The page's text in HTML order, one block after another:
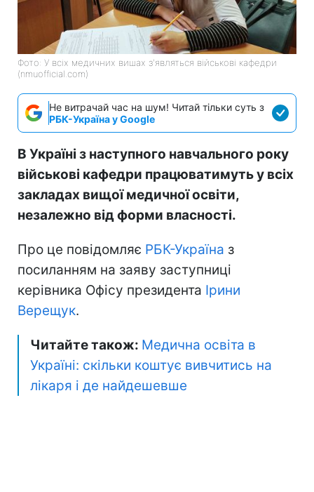
Фото: У всіх медичних вишах з'являться військові кафедри
(nmuofficial.com)
Не витрачай час на шум! Читай тільки суть з
РБК-Україна у Google
В Україні з наступного навчального року
військові кафедри працюватимуть у всіх
закладах вищої медичної освіти,
незалежно від форми власності.
Про це повідомляє РБК-Україна з
посиланням на заяву заступниці
керівника Офісу президента Ірини
Верещук.
Читайте також: Медична освіта в
Україні: скільки коштує вивчитись на
лікаря і де найдешевше